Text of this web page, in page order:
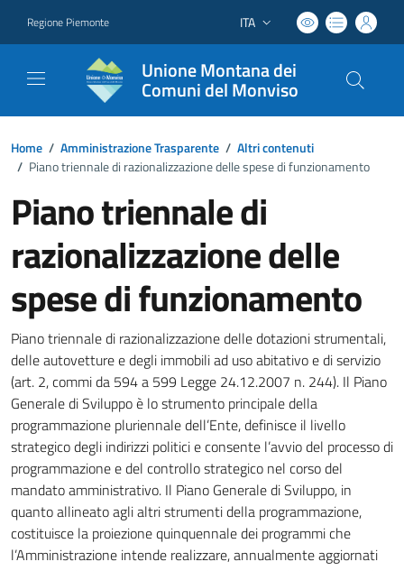
Regione Piemonte Lingua attiva:
ITA
Unione Montana dei
Comuni del Monviso
Home / Amministrazione Trasparente / Altri contenuti
/ Piano triennale di razionalizzazione delle spese di funzionamento
Piano triennale di
razionalizzazione delle
spese di funzionamento
Piano triennale di razionalizzazione delle dotazioni strumentali,
delle autovetture e degli immobili ad uso abitativo e di servizio
(art. 2, commi da 594 a 599 Legge 24.12.2007 n. 244). Il Piano
Generale di Sviluppo è lo strumento principale della
programmazione pluriennale dell’Ente, definisce il livello
strategico degli indirizzi politici e consente l’avvio del processo di
programmazione e del controllo strategico nel corso del
mandato amministrativo. Il Piano Generale di Sviluppo, in
quanto allineato agli altri strumenti della programmazione,
costituisce la proiezione quinquennale dei programmi che
l’Amministrazione intende realizzare, annualmente aggiornati